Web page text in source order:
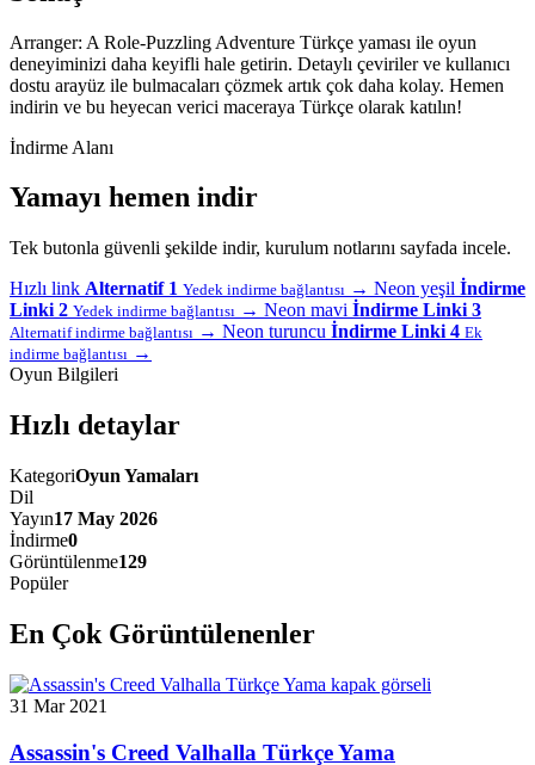
Arranger: A Role-Puzzling Adventure Türkçe yaması ile oyun
deneyiminizi daha keyifli hale getirin. Detaylı çeviriler ve kullanıcı
dostu arayüz ile bulmacaları çözmek artık çok daha kolay. Hemen
indirin ve bu heyecan verici maceraya Türkçe olarak katılın!
İndirme Alanı
Yamayı hemen indir
Tek butonla güvenli şekilde indir, kurulum notlarını sayfada incele.
Hızlı link Alternatif 1 Yedek indirme bağlantısı → Neon yeşil İndirme
Linki 2 Yedek indirme bağlantısı → Neon mavi İndirme Linki 3
Alternatif indirme bağlantısı → Neon turuncu İndirme Linki 4 Ek
indirme bağlantısı →
Oyun Bilgileri
Hızlı detaylar
KategoriOyun Yamaları
Dil
Yayın17 May 2026
İndirme0
Görüntülenme129
Popüler
En Çok Görüntülenenler
31 Mar 2021
Assassin's Creed Valhalla Türkçe Yama